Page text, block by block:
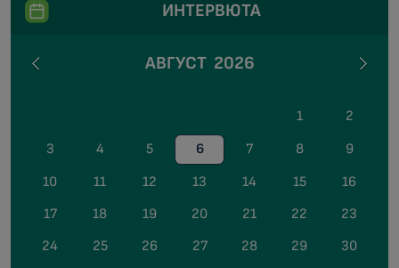
ИНТЕРВЮТА
АВГУСТ 2026
1
2
3
4 5 6 7 8
9
10
11 12 13 14 15
16
17
18 19 20 21 22
23
24
25 26 27 28 29
30